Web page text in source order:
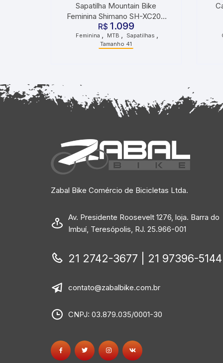
Sapatilha Mountain Bike
Feminina Shimano SH-XC200
Tamanho 41 Preta
R$ 1.099
Feminina , MTB , Sapatilhas ,
Tamanho 41
Zabal Bike Comércio de Bicicletas Ltda.
Av. Presidente Roosevelt 1276, loja. Barra do
Imbuí, Teresópolis, RJ. 25.966-001
21 2742-3677 | 21 97396-5144
contato@zabalbike.com.br
CNPJ: 03.879.035/0001-30